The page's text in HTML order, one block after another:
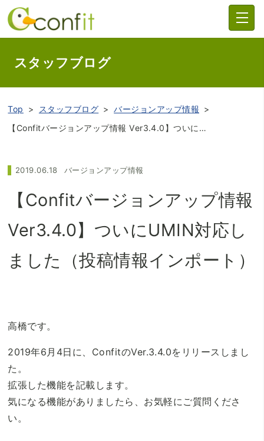
スタッフブログ
Top スタッフブログ
バージョンアップ情報
【Confitバージョンアップ情報 Ver3.4.0】ついにUMIN対応しました（投稿情報インポート）
2019.06.18 バージョンアップ情報
【Confitバージョンアップ情報
Ver3.4.0】ついにUMIN対応し
ました（投稿情報インポート）
高橋です。
2019年6月4日に、ConfitのVer.3.4.0をリリースしまし
た。
拡張した機能を記載します。
気になる機能がありましたら、お気軽にご質問くださ
い。